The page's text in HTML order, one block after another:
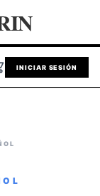
INICIAR SESIÓN